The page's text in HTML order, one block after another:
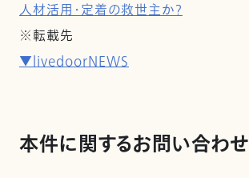
人材活用・定着の救世主か？
※転載先
▼livedoorNEWS
本件に関するお問い合わせ